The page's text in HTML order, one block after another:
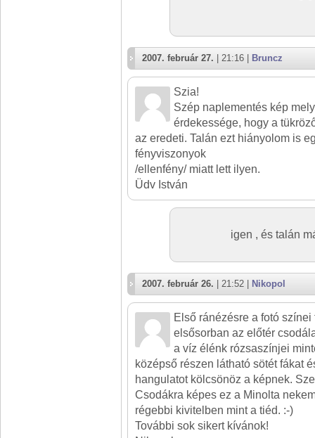
2007. február 27. | 21:16 | Bruncz
Szia!
Szép naplementés kép
érdekessége, hogy a
az eredeti. Talán ezt hiányolom is
fényviszonyok
/ellenfény/ miatt lett ilyen.
Üdv István
igen , és talán
2007. február 26. | 21:52 | Nikopol
Első ránézésre a fotó
elsősorban az előtér
a víz élénk rózsaszínjei
középső részen látható sötét fákat
hangulatot kölcsönöz a képnek.
Csodákra képes ez a Minolta
régebbi kivitelben mint a tiéd. :-)
További sok sikert kívánok!